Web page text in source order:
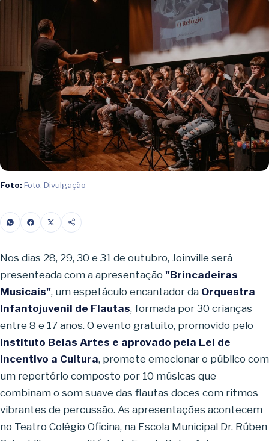
Foto: Foto: Divulgação
Nos dias 28, 29, 30 e 31 de outubro, Joinville será
presenteada com a apresentação "Brincadeiras
Musicais", um espetáculo encantador da Orquestra
Infantojuvenil de Flautas, formada por 30 crianças
entre 8 e 17 anos. O evento gratuito, promovido pelo
Instituto Belas Artes e aprovado pela Lei de
Incentivo a Cultura, promete emocionar o público com
um repertório composto por 10 músicas que
combinam o som suave das flautas doces com ritmos
vibrantes de percussão. As apresentações acontecem
no Teatro Colégio Oficina, na Escola Municipal Dr. Rúben